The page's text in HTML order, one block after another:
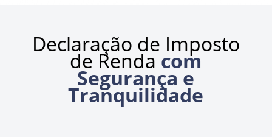
Declaração de Imposto
de Renda com
Segurança e
Tranquilidade